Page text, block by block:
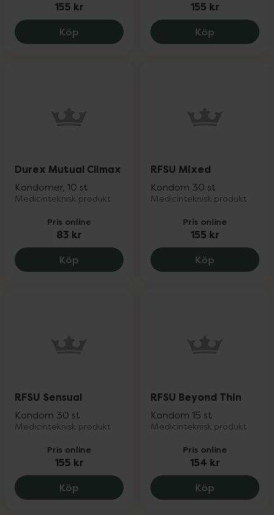
155 kr
Köp RFSU Thin, 155 kr.
155 kr
Köp RFSU
Durex Mutual Climax
Kondomer, 10 st
Medicinteknisk produkt
Pris online
83 kr
Köp Durex Mutual Climax, 83 kr.
RFSU Mixed
Kondom 30 st
Medicinteknisk produkt
Pris online
155 kr
Köp RFSU
RFSU Sensual
Kondom 30 st
Medicinteknisk produkt
Pris online
155 kr
Köp RFSU Sensual, 155 kr.
RFSU Beyond Thin
Kondom 15 st
Medicinteknisk produkt
Pris online
154 kr
Köp RFSU